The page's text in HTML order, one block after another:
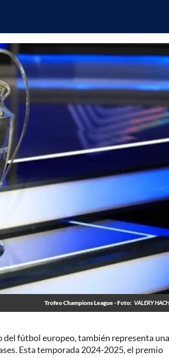
Trofeo Champions League - Foto: VALERY
del fútbol europeo, también representa una
Esta temporada 2024-2025, el premio